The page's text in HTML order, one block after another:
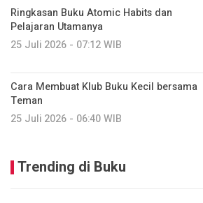
Ringkasan Buku Atomic Habits dan
Pelajaran Utamanya
25 Juli 2026 - 07:12 WIB
Cara Membuat Klub Buku Kecil bersama
Teman
25 Juli 2026 - 06:40 WIB
Trending di Buku